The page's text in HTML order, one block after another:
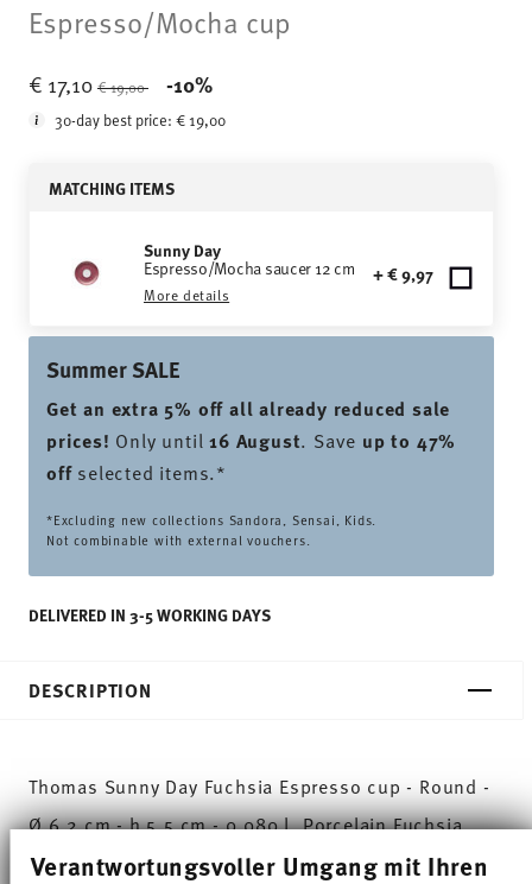
Verantwortungsvoller Umgang mit Ihren
Espresso/Mocha cup
€ 17,10 Price reduced from
€ 19,00 -10%
30-day best price:€ 19,00
MATCHING ITEMS
Sunny Day
Espresso/Mocha saucer 12 cm
More details
+ € 9,97
Summer SALE
Get an extra 5% off all already reduced sale
prices! Only until16 August. Save up to 47%
offselected items.*
*Excluding new collections Sandora, Sensai, Kids.
Not combinable with external vouchers.
DELIVERED IN 3-5 WORKING DAYS
DESCRIPTION
Thomas Sunny Day Fuchsia Espresso cup - Round -
Ø 6,2 cm - h 5,5 cm - 0,080 l, Porcelain Fuchsia